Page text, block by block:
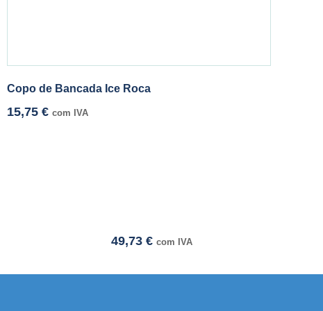
Copo de Bancada Ice Roca
15,75 € com IVA
49,73 € com IVA